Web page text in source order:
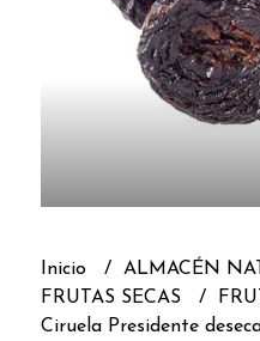
Inicio
ALMACÉN
FRUTAS SECAS
Ciruela Presidente